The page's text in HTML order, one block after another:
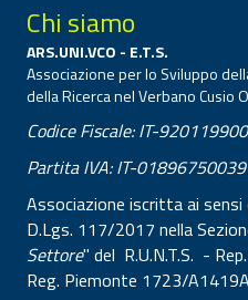
Chi siamo
ARS.UNI.VCO - E.T.S.
Associazione per lo Sviluppo
della Ricerca nel Verbano Cusio
Codice Fiscale: IT-
Partita IVA: IT-01896750039
Associazione iscritta ai
D.Lgs. 117/2017 nella
Settore" del R.U.N.T.S. -
Reg. Piemonte 1723/